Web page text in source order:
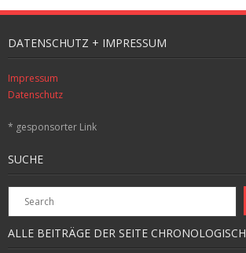
DATENSCHUTZ + IMPRESSUM
Impressum
Datenschutz
* gesponsorter Link
SUCHE
ALLE BEITRÄGE DER SEITE CHRONOLOGISCH